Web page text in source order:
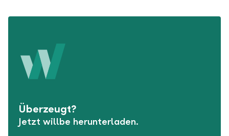
Überzeugt?
Jetzt willbe herunterladen.